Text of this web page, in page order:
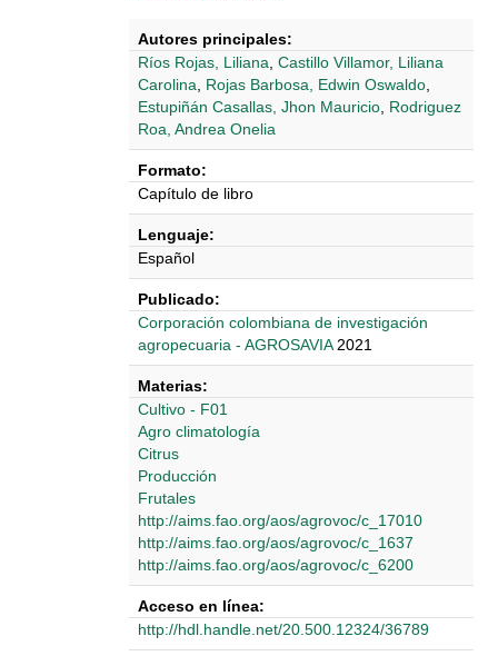
Autores principales:
Ríos Rojas, Liliana Castillo Villamor, Liliana
Carolina
Rojas Barbosa, Edwin Oswaldo
Estupiñán Casallas, Jhon Mauricio Rodriguez
Roa, Andrea Onelia
Formato:
Capítulo de libro
Lenguaje:
Español
Publicado:
Corporación colombiana de investigación
agropecuaria - AGROSAVIA 2021
Materias:
Cultivo - F01
Agro climatología
Citrus
Producción
Frutales
http://aims.fao.org/aos/agrovoc/c_17010
http://aims.fao.org/aos/agrovoc/c_1637
http://aims.fao.org/aos/agrovoc/c_6200
Acceso en línea:
http://hdl.handle.net/20.500.12324/36789